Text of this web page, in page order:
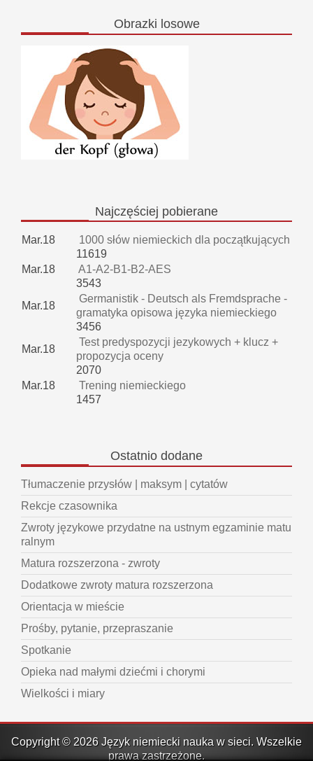
Obrazki losowe
Najczęściej pobierane
Mar.18
1000 słów niemieckich dla początkujących
11619
Mar.18
A1-A2-B1-B2-AES
3543
Mar.18
Germanistik - Deutsch als Fremdsprache -
gramatyka opisowa języka niemieckiego
3456
Mar.18
Test predyspozycji jezykowych + klucz +
propozycja oceny
2070
Mar.18
Trening niemieckiego
1457
Ostatnio dodane
Tłumaczenie przysłów | maksym | cytatów
Rekcje czasownika
Zwroty językowe przydatne na ustnym egzaminie matu
ralnym
Matura rozszerzona - zwroty
Dodatkowe zwroty matura rozszerzona
Orientacja w mieście
Prośby, pytanie, przepraszanie
Spotkanie
Opieka nad małymi dziećmi i chorymi
Wielkości i miary
Copyright © 2026 Język niemiecki nauka w sieci. Wszelkie
prawa zastrzeżone.